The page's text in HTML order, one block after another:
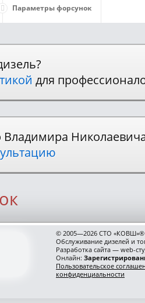
Параметры форсунок
для
© 2005—2026 СТО «КОВШ»®
Обслуживание дизелей и
Разработка сайта — web-
Онлайн:
Пользовательское
конфиденциальности